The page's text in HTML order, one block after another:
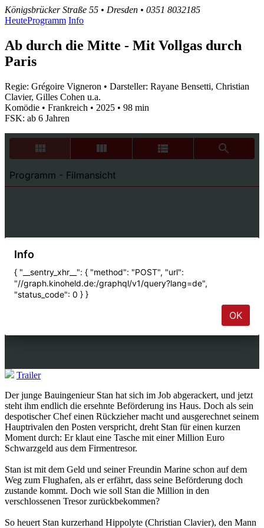
Königsbrücker Straße 55 • Dresden • 0351 8032185
HeuteProgramm Info
Ab durch die Mitte - Mit Vollgas durch
Paris
Regie: Grégoire Vigneron • Darsteller: Rayane Bensetti, Christian
Clavier, Gilles Cohen u.a.
Komödie • Frankreich • 2025 • 98 min
FSK: ab 6 Jahren
Trailer
Der junge Bauingenieur Stan hat sich im Job abgerackert, und jetzt
steht ihm endlich die ersehnte Beförderung ins Haus. Doch als sein
despotischer Chef einen Rückzieher macht und ausgerechnet seinem
Hauptrivalen den Posten verspricht, dreht Stan für einen kurzen
Moment durch: Er klaut eine Tasche mit einer Million Euro
Schwarzgeld aus dem Firmentresor.
Stan ist mit dem Geld und seiner Freundin Marine schon auf dem
Weg zum Flughafen, als er erfährt, dass seine Beförderung doch
zustande kommt. Doch wie soll Stan die Million in den
verschlossenen Tresor zurückbekommen?
So heuert Stan kurzerhand Hippolyte (Christian Clavier), den Mann